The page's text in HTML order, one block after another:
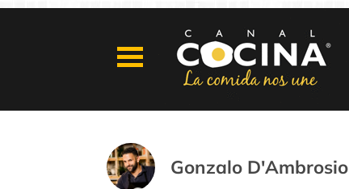
Gonzalo D'Ambrosio